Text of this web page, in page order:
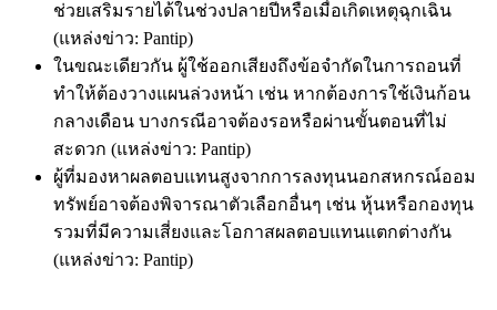
ช่วยเสริมรายได้ในช่วงปลายปีหรือเมื่อเกิดเหตุฉุกเฉิน
(แหล่งข่าว: Pantip)
ในขณะเดียวกัน ผู้ใช้ออกเสียงถึงข้อจำกัดในการถอนที่
ทำให้ต้องวางแผนล่วงหน้า เช่น หากต้องการใช้เงินก้อน
กลางเดือน บางกรณีอาจต้องรอหรือผ่านขั้นตอนที่ไม่
สะดวก (แหล่งข่าว: Pantip)
ผู้ที่มองหาผลตอบแทนสูงจากการลงทุนนอกสหกรณ์ออม
ทรัพย์อาจต้องพิจารณาตัวเลือกอื่นๆ เช่น หุ้นหรือกองทุน
รวมที่มีความเสี่ยงและโอกาสผลตอบแทนแตกต่างกัน
(แหล่งข่าว: Pantip)